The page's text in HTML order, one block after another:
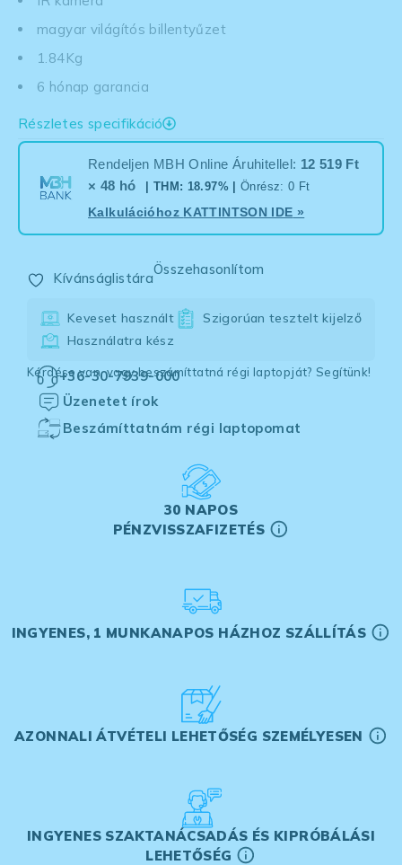
magyar világítós billentyűzet
1.84Kg
6 hónap garancia
Részletes specifikáció
Rendeljen MBH Online Áruhitellel: 12 519 Ft
× 48 hó
| THM: 18.97% | Önrész: 0 Ft
Kalkulációhoz KATTINTSON IDE »
Kívánságlistára
Összehasonlítom
Keveset használt
Szigorúan tesztelt kijelző
Használatra kész
Kérdése van, vagy beszámíttatná régi laptopját? Segítünk!
+36-30-7939-000
Üzenetet írok
Beszámíttatnám régi laptopomat
30 NAPOS
PÉNZVISSZAFIZETÉS
INGYENES, 1 MUNKANAPOS HÁZHOZ SZÁLLÍTÁS
AZONNALI ÁTVÉTELI LEHETŐSÉG SZEMÉLYESEN
INGYENES SZAKTANÁCSADÁS ÉS KIPRÓBÁLÁSI
LEHETŐSÉG